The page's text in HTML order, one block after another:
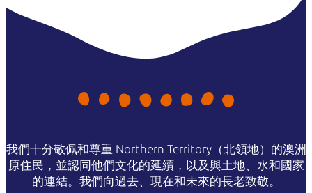
我們十分敬佩和尊重 Northern Territory（北領地）的澳洲
原住民，並認同他們文化的延續，以及與土地、水和國家
的連結。我們向過去、現在和未來的長老致敬。